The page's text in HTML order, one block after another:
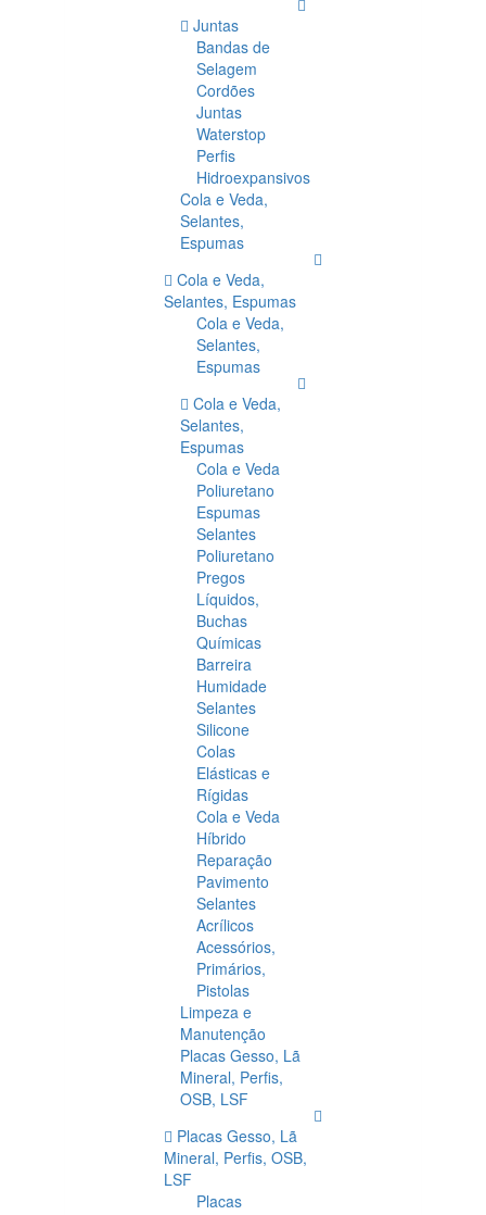
Juntas
Bandas de
Selagem
Cordões
Juntas
Waterstop
Perfis
Hidroexpansivos
Cola e Veda,
Selantes,
Espumas
Cola e Veda,
Selantes, Espumas
Cola e Veda,
Selantes,
Espumas
Cola e Veda,
Selantes,
Espumas
Cola e Veda
Poliuretano
Espumas
Selantes
Poliuretano
Pregos
Líquidos,
Buchas
Químicas
Barreira
Humidade
Selantes
Silicone
Colas
Elásticas e
Rígidas
Cola e Veda
Híbrido
Reparação
Pavimento
Selantes
Acrílicos
Acessórios,
Primários,
Pistolas
Limpeza e
Manutenção
Placas Gesso, Lã
Mineral, Perfis,
OSB, LSF
Placas Gesso, Lã
Mineral, Perfis, OSB,
LSF
Placas